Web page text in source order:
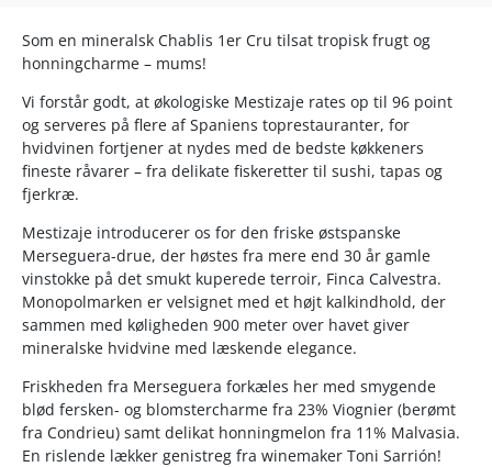
Som en mineralsk Chablis 1er Cru tilsat tropisk frugt og
honningcharme – mums!
Vi forstår godt, at økologiske Mestizaje rates op til 96 point
og serveres på flere af Spaniens toprestauranter, for
hvidvinen fortjener at nydes med de bedste køkkeners
fineste råvarer – fra delikate fiskeretter til sushi, tapas og
fjerkræ.
Mestizaje introducerer os for den friske østspanske
Merseguera-drue, der høstes fra mere end 30 år gamle
vinstokke på det smukt kuperede terroir, Finca Calvestra.
Monopolmarken er velsignet med et højt kalkindhold, der
sammen med køligheden 900 meter over havet giver
mineralske hvidvine med læskende elegance.
Friskheden fra Merseguera forkæles her med smygende
blød fersken- og blomstercharme fra 23% Viognier (berømt
fra Condrieu) samt delikat honningmelon fra 11% Malvasia.
En rislende lækker genistreg fra winemaker Toni Sarrión!